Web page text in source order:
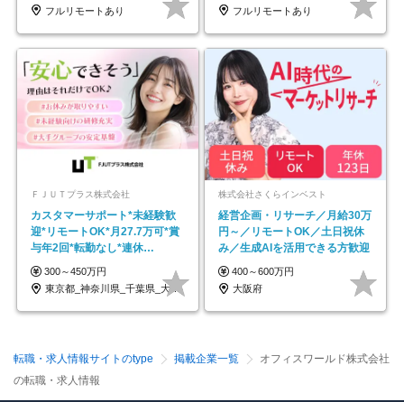
フルリモートあり
フルリモートあり
ＦＪＵＴプラス株式会社
カスタマーサポート*未経験歓
迎*リモートOK*月27.7万可*賞
与年2回*転勤なし*連休
OK/ZE010232
300～450万円
東京都_神奈川県_千葉県_大阪府_愛知県…
株式会社さくらインベスト
経営企画・リサーチ／月給30万
円～／リモートOK／土日祝休
み／生成AIを活用できる方歓迎
400～600万円
大阪府
転職・求人情報サイトのtype 掲載企業一覧
オフィスワールド株式会社
の転職・求人情報